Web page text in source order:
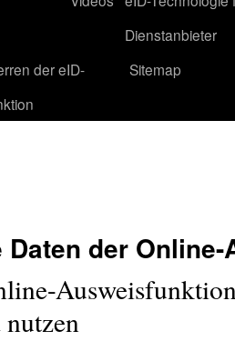
Dienstanbieter
der eID-
Sitemap
der
nutzen